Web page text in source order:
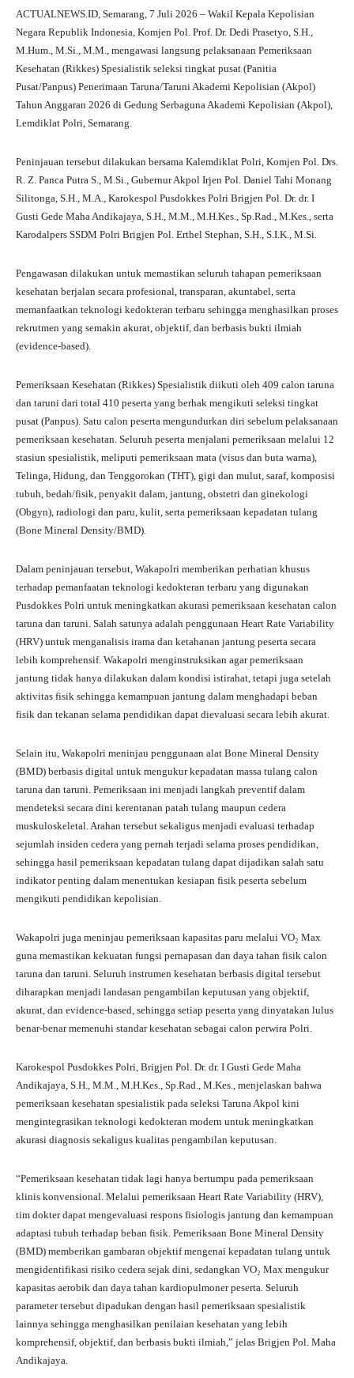
ts
A
pp
gr
a
m
bo
ok
tte
r
re
ACTUALNEWS.ID, Semarang, 7 Juli 2026 – Wakil Kepala Kepolisian
Negara Republik Indonesia, Komjen Pol. Prof. Dr. Dedi Prasetyo, S.H.,
M.Hum., M.Si., M.M., mengawasi langsung pelaksanaan Pemeriksaan
Kesehatan (Rikkes) Spesialistik seleksi tingkat pusat (Panitia
Pusat/Panpus) Penerimaan Taruna/Taruni Akademi Kepolisian (Akpol)
Tahun Anggaran 2026 di Gedung Serbaguna Akademi Kepolisian (Akpol),
Lemdiklat Polri, Semarang.
Peninjauan tersebut dilakukan bersama Kalemdiklat Polri, Komjen Pol. Drs.
R. Z. Panca Putra S., M.Si., Gubernur Akpol Irjen Pol. Daniel Tahi Monang
Silitonga, S.H., M.A., Karokespol Pusdokkes Polri Brigjen Pol. Dr. dr. I
Gusti Gede Maha Andikajaya, S.H., M.M., M.H.Kes., Sp.Rad., M.Kes., serta
Karodalpers SSDM Polri Brigjen Pol. Erthel Stephan, S.H., S.I.K., M.Si.
Pengawasan dilakukan untuk memastikan seluruh tahapan pemeriksaan
kesehatan berjalan secara profesional, transparan, akuntabel, serta
memanfaatkan teknologi kedokteran terbaru sehingga menghasilkan proses
rekrutmen yang semakin akurat, objektif, dan berbasis bukti ilmiah
(evidence-based).
Pemeriksaan Kesehatan (Rikkes) Spesialistik diikuti oleh 409 calon taruna
dan taruni dari total 410 peserta yang berhak mengikuti seleksi tingkat
pusat (Panpus). Satu calon peserta mengundurkan diri sebelum pelaksanaan
pemeriksaan kesehatan. Seluruh peserta menjalani pemeriksaan melalui 12
stasiun spesialistik, meliputi pemeriksaan mata (visus dan buta warna),
Telinga, Hidung, dan Tenggorokan (THT), gigi dan mulut, saraf, komposisi
tubuh, bedah/fisik, penyakit dalam, jantung, obstetri dan ginekologi
(Obgyn), radiologi dan paru, kulit, serta pemeriksaan kepadatan tulang
(Bone Mineral Density/BMD).
Dalam peninjauan tersebut, Wakapolri memberikan perhatian khusus
terhadap pemanfaatan teknologi kedokteran terbaru yang digunakan
Pusdokkes Polri untuk meningkatkan akurasi pemeriksaan kesehatan calon
taruna dan taruni. Salah satunya adalah penggunaan Heart Rate Variability
(HRV) untuk menganalisis irama dan ketahanan jantung peserta secara
lebih komprehensif. Wakapolri menginstruksikan agar pemeriksaan
jantung tidak hanya dilakukan dalam kondisi istirahat, tetapi juga setelah
aktivitas fisik sehingga kemampuan jantung dalam menghadapi beban
fisik dan tekanan selama pendidikan dapat dievaluasi secara lebih akurat.
Selain itu, Wakapolri meninjau penggunaan alat Bone Mineral Density
(BMD) berbasis digital untuk mengukur kepadatan massa tulang calon
taruna dan taruni. Pemeriksaan ini menjadi langkah preventif dalam
mendeteksi secara dini kerentanan patah tulang maupun cedera
muskuloskeletal. Arahan tersebut sekaligus menjadi evaluasi terhadap
sejumlah insiden cedera yang pernah terjadi selama proses pendidikan,
sehingga hasil pemeriksaan kepadatan tulang dapat dijadikan salah satu
indikator penting dalam menentukan kesiapan fisik peserta sebelum
mengikuti pendidikan kepolisian.
Wakapolri juga meninjau pemeriksaan kapasitas paru melalui VO₂ Max
guna memastikan kekuatan fungsi pernapasan dan daya tahan fisik calon
taruna dan taruni. Seluruh instrumen kesehatan berbasis digital tersebut
diharapkan menjadi landasan pengambilan keputusan yang objektif,
akurat, dan evidence-based, sehingga setiap peserta yang dinyatakan lulus
benar-benar memenuhi standar kesehatan sebagai calon perwira Polri.
Karokespol Pusdokkes Polri, Brigjen Pol. Dr. dr. I Gusti Gede Maha
Andikajaya, S.H., M.M., M.H.Kes., Sp.Rad., M.Kes., menjelaskan bahwa
pemeriksaan kesehatan spesialistik pada seleksi Taruna Akpol kini
mengintegrasikan teknologi kedokteran modern untuk meningkatkan
akurasi diagnosis sekaligus kualitas pengambilan keputusan.
“Pemeriksaan kesehatan tidak lagi hanya bertumpu pada pemeriksaan
klinis konvensional. Melalui pemeriksaan Heart Rate Variability (HRV),
tim dokter dapat mengevaluasi respons fisiologis jantung dan kemampuan
adaptasi tubuh terhadap beban fisik. Pemeriksaan Bone Mineral Density
(BMD) memberikan gambaran objektif mengenai kepadatan tulang untuk
mengidentifikasi risiko cedera sejak dini, sedangkan VO₂ Max mengukur
kapasitas aerobik dan daya tahan kardiopulmoner peserta. Seluruh
parameter tersebut dipadukan dengan hasil pemeriksaan spesialistik
lainnya sehingga menghasilkan penilaian kesehatan yang lebih
komprehensif, objektif, dan berbasis bukti ilmiah,” jelas Brigjen Pol. Maha
Andikajaya.